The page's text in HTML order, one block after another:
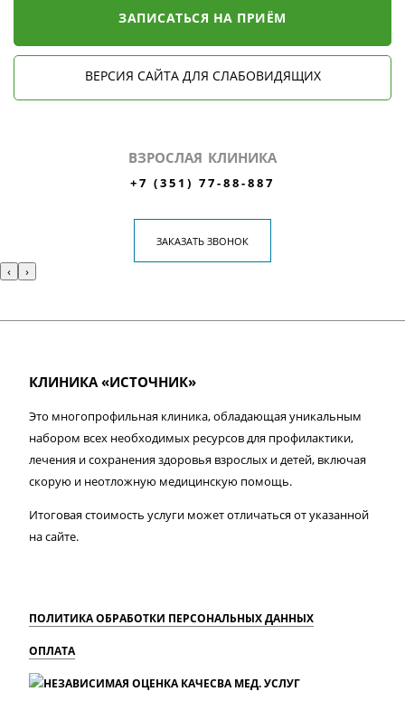
ЗАПИСАТЬСЯ НА ПРИЁМ
ВЕРСИЯ САЙТА ДЛЯ СЛАБОВИДЯЩИХ
ВЗРОСЛАЯ КЛИНИКА
+7 (351) 77-88-887
ЗАКАЗАТЬ ЗВОНОК
‹ ›
КЛИНИКА «ИСТОЧНИК»
Это многопрофильная клиника, обладающая уникальным
набором всех необходимых ресурсов для профилактики,
лечения и сохранения здоровья взрослых и детей, включая
скорую и неотложную медицинскую помощь.
Итоговая стоимость услуги может отличаться от указанной
на сайте.
ПОЛИТИКА ОБРАБОТКИ ПЕРСОНАЛЬНЫХ ДАННЫХ
ОПЛАТА